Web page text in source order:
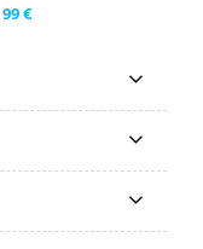
99 €